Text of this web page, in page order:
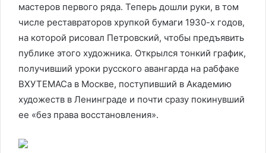
мастеров первого ряда. Теперь дошли руки, в том
числе реставраторов хрупкой бумаги 1930-х годов,
на которой рисовал Петровский, чтобы предъявить
публике этого художника. Открылся тонкий график,
получивший уроки русского авангарда на рабфаке
ВХУТЕМАСа в Москве, поступивший в Академию
художеств в Ленинграде и почти сразу покинувший
ее «без права восстановления».